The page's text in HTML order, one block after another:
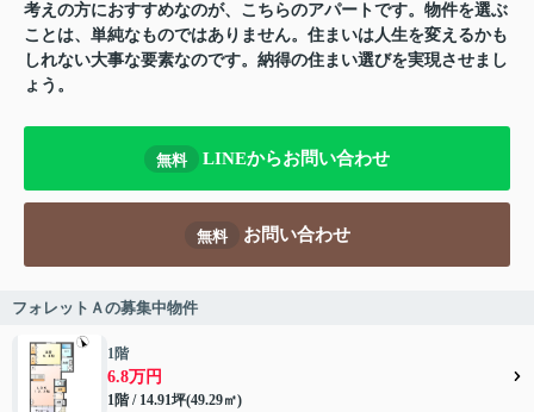
考えの方におすすめなのが、こちらのアパートです。物件を選ぶ
ことは、単純なものではありません。住まいは人生を変えるかも
しれない大事な要素なのです。納得の住まい選びを実現させまし
ょう。
無料 LINEからお問い合わせ
無料 お問い合わせ
フォレットＡの募集中物件
1階
6.8万円
1階 / 14.91坪(49.29㎡)